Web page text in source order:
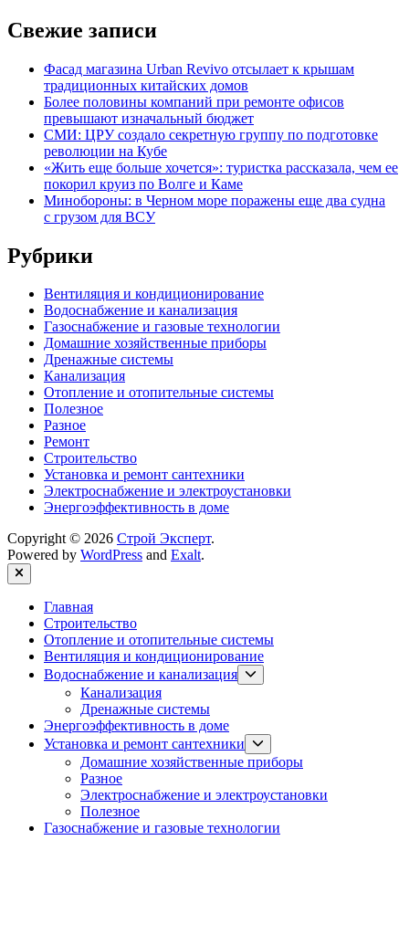
Свежие записи
Фасад магазина Urban Revivo отсылает к крышам
традиционных китайских домов
Более половины компаний при ремонте офисов
превышают изначальный бюджет
СМИ: ЦРУ создало секретную группу по подготовке
революции на Кубе
«Жить еще больше хочется»: туристка рассказала, чем ее
покорил круиз по Волге и Каме
Минобороны: в Черном море поражены еще два судна
с грузом для ВСУ
Рубрики
Вентиляция и кондиционирование
Водоснабжение и канализация
Газоснабжение и газовые технологии
Домашние хозяйственные приборы
Дренажные системы
Канализация
Отопление и отопительные системы
Полезное
Разное
Ремонт
Строительство
Установка и ремонт сантехники
Электроснабжение и электроустановки
Энергоэффективность в доме
Copyright © 2026 Строй Эксперт.
Powered by WordPress and Exalt.
Close
Главная
Строительство
Отопление и отопительные системы
Вентиляция и кондиционирование
Водоснабжение и канализация
sub
Канализация
Дренажные системы
Энергоэффективность в доме
Установка и ремонт сантехники
sub
menu
Домашние хозяйственные приборы
Разное
Электроснабжение и электроустановки
Полезное
Газоснабжение и газовые технологии